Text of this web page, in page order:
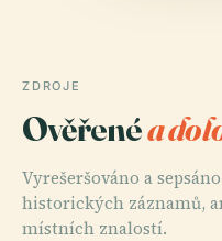
ZDROJE
Ověřenéa
Vyrešeršováno a
historických záznamů,
místních znalostí.